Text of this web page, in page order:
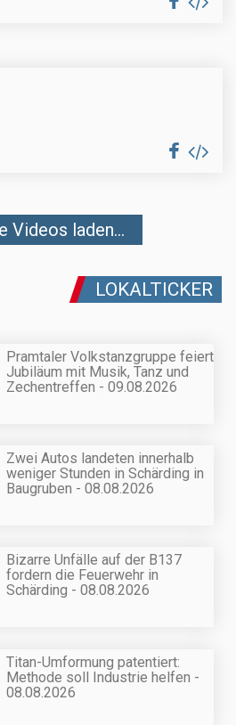
Videos laden...
LOKALTICKER
Pramtaler Volkstanzgruppe feiert
Jubiläum mit Musik, Tanz und
Zechentreffen - 09.08.2026
Zwei Autos landeten innerhalb
weniger Stunden in Schärding in
Baugruben - 08.08.2026
Bizarre Unfälle auf der B137
fordern die Feuerwehr in
Schärding - 08.08.2026
Titan-Umformung patentiert:
Methode soll Industrie helfen -
08.08.2026